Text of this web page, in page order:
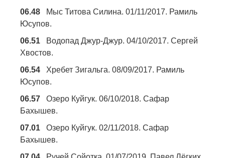
06.48 Мыс Титова Силина. 01/11/2017. Рамиль
Юсупов.
06.51 Водопад Джур-Джур. 04/10/2017. Сергей
Хвостов.
06.54 Хребет Зигальга. 08/09/2017. Рамиль
Юсупов.
06.57 Озеро Куйгук. 06/10/2018. Сафар
Бахышев.
07.01 Озеро Куйгук. 02/11/2018. Сафар
Бахышев.